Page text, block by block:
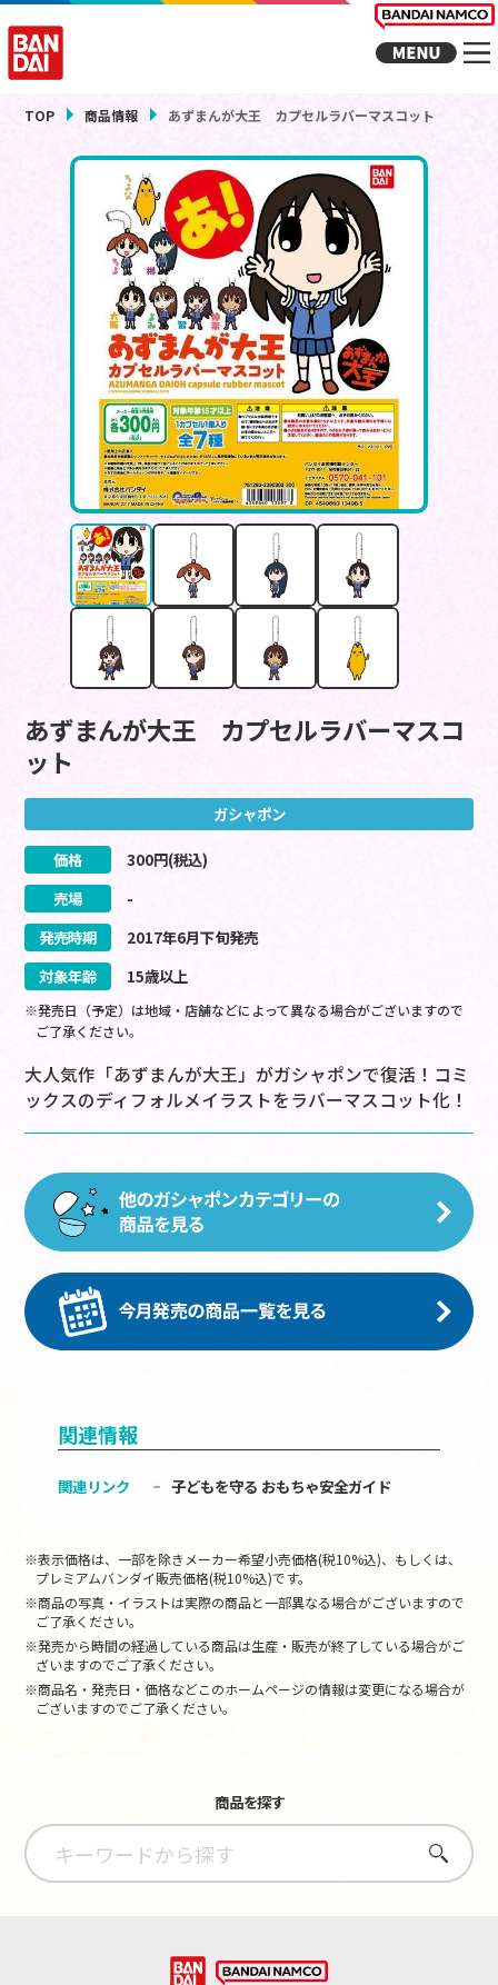
TOP 商品情報 あずまんが大王 カプセルラバーマスコット
あずまんが大王 カプセルラバーマスコ
ット
ガシャポン
価格 300円(税込)
売場
-
発売時期
2017年6月下旬発売
対象年齢
15歳以上
※発売日（予定）は地域・店舗などによって異なる場合がございますので
ご了承ください。
大人気作「あずまんが大王」がガシャポンで復活！コミ
ックスのディフォルメイラストをラバーマスコット化！
関連情報
関連リンク 子どもを守る おもちゃ安全ガイド
※表示価格は、一部を除きメーカー希望小売価格(税10%込)、もしくは、
プレミアムバンダイ販売価格(税10%込)です。
※商品の写真・イラストは実際の商品と一部異なる場合がございますので
ご了承ください。
※発売から時間の経過している商品は生産・販売が終了している場合がご
ざいますのでご了承ください。
※商品名・発売日・価格などこのホームページの情報は変更になる場合が
ございますのでご了承ください。
商品を探す
さがす